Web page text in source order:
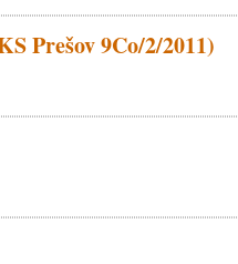
Prešov 9Co/2/2011)